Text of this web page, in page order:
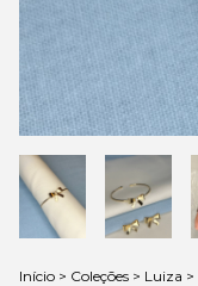
Início > Coleções > Luiza >